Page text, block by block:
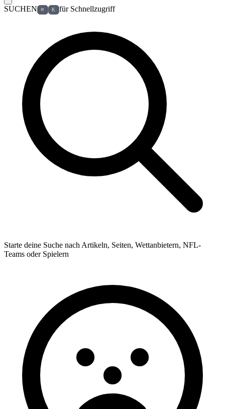
SUCHEN ⌘ K für Schnellzugriff
Starte deine Suche nach Artikeln, Seiten, Wettanbietern, NFL-
Teams oder Spielern